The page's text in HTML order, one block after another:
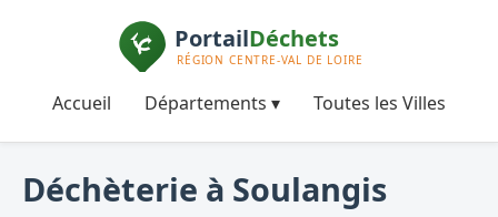
Accueil Départements ▾ Toutes les Villes
Déchèterie à Soulangis